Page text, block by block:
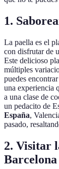
1.
La paella es el
con disfrutar de
Este delicioso
múltiples
puedes
una experiencia
a una clase de
un pedacito de
España,
pasado,
2. Visitar
Barcelona